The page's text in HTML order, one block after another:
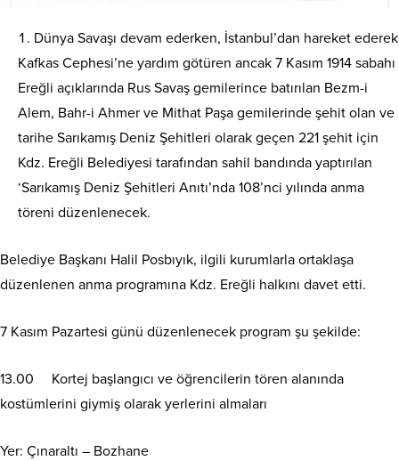
Dünya Savaşı devam ederken, İstanbul’dan hareket ederek
Kafkas Cephesi’ne yardım götüren ancak 7 Kasım 1914 sabahı
Ereğli açıklarında Rus Savaş gemilerince batırılan Bezm-i
Alem, Bahr-i Ahmer ve Mithat Paşa gemilerinde şehit olan ve
tarihe Sarıkamış Deniz Şehitleri olarak geçen 221 şehit için
Kdz. Ereğli Belediyesi tarafından sahil bandında yaptırılan
‘Sarıkamış Deniz Şehitleri Anıtı’nda 108’nci yılında anma
töreni düzenlenecek.
Belediye Başkanı Halil Posbıyık, ilgili kurumlarla ortaklaşa
düzenlenen anma programına Kdz. Ereğli halkını davet etti.
7 Kasım Pazartesi günü düzenlenecek program şu şekilde:
13.00 Kortej başlangıcı ve öğrencilerin tören alanında
kostümlerini giymiş olarak yerlerini almaları
Yer: Çınaraltı – Bozhane